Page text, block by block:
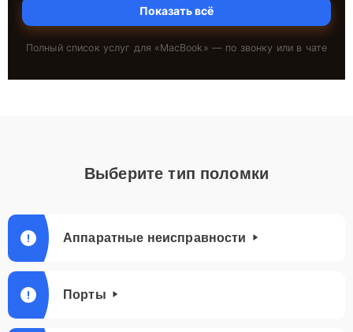
Показать всё
Полный список услуг для «MacBook » — по звонку или в чате
Выберите тип поломки
Аппаратные неисправности
Порты